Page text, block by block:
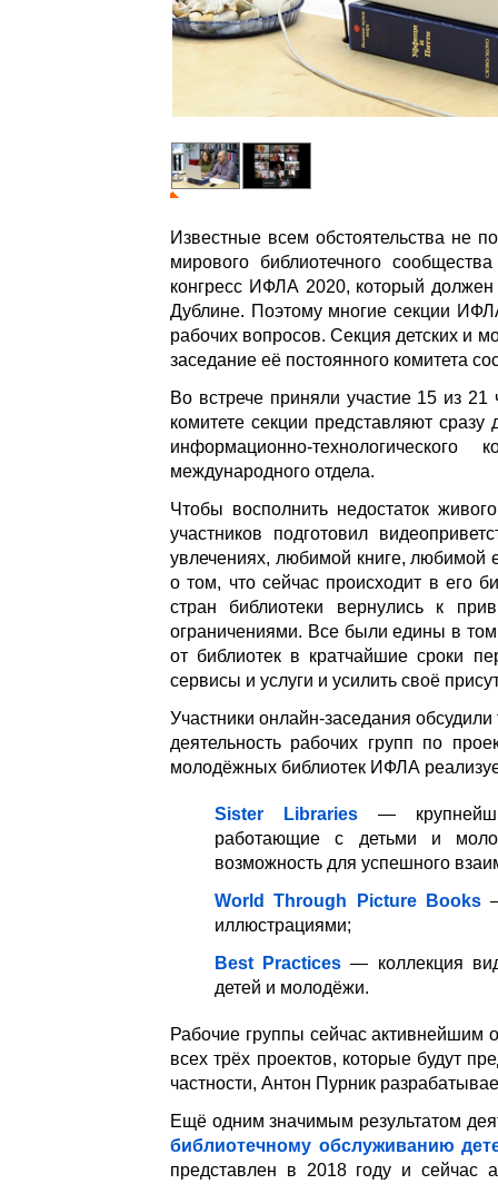
Известные всем обстоятельства не
мирового библиотечного
конгресс ИФЛА 2020, который
Дублине. Поэтому многие секции
рабочих вопросов. Секция детских и
заседание её постоянного комитета
Во встрече приняли участие 15 из
комитете секции представляют
информационно-
международного отдела.
Чтобы восполнить недостаток
участников подготовил
увлечениях, любимой книге, любимой
о том, что сейчас происходит в его
стран библиотеки вернулись к
ограничениями. Все были едины в
от библиотек в кратчайшие сроки
сервисы и услуги и усилить своё
Участники онлайн-заседания
деятельность рабочих групп по
молодёжных библиотек ИФЛА
Sister Libraries—
работающие с детьми и
возможность для успешного
World Through Picture Books—
иллюстрациями;
Best Practices — коллекция
детей и молодёжи.
Рабочие группы сейчас активнейшим
всех трёх проектов, которые будут
частности, Антон Пурник
Ещё одним значимым результатом
библиотечному обслуживанию
представлен в 2018 году и сейчас